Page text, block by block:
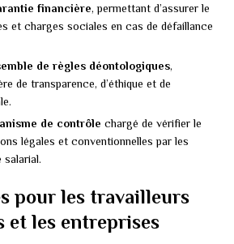
financière, permettant d’assurer le
et charges sociales en cas de défaillance
de règles déontologiques,
de transparence, d’éthique et de
de contrôle chargé de vérifier le
légales et conventionnelles par les
pour les travailleurs
et les entreprises